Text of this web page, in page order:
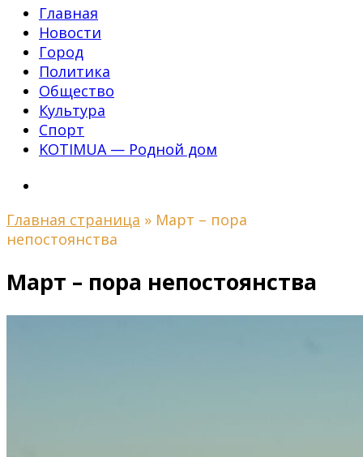
Главная
Новости
Город
Политика
Общество
Культура
Спорт
KOTIMUA — Родной дом
Главная страница » Март – пора
непостоянства
Март – пора непостоянства